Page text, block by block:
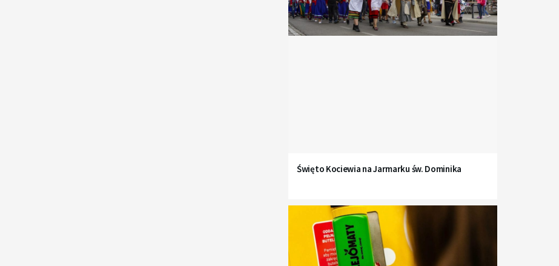
Święto Kociewia na Jarmarku św. Dominika